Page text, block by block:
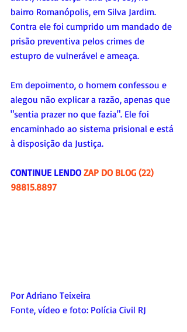
bairro Romanópolis, em Silva Jardim.
Contra ele foi cumprido um mandado de
prisão preventiva pelos crimes de
estupro de vulnerável e ameaça.
Em depoimento, o homem confessou e
alegou não explicar a razão, apenas que
"sentia prazer no que fazia". Ele foi
encaminhado ao sistema prisional e está
à disposição da Justiça.
CONTINUE LENDO ZAP DO BLOG (22)
98815.8897
Por Adriano Teixeira
Fonte, vídeo e foto: Polícia Civil RJ